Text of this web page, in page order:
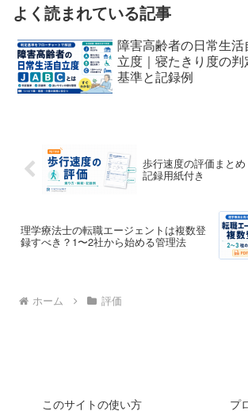
よく読まれている記事
障害高齢者の日常生活
立度｜寝たきり度の判
基準と記録例
歩行速度の評価まとめ
記録用紙付き
理学療法士の転職エージェントは複数登
録すべき？1〜2社から始める管理法
ホーム 評価
このサイトの使い方 プ